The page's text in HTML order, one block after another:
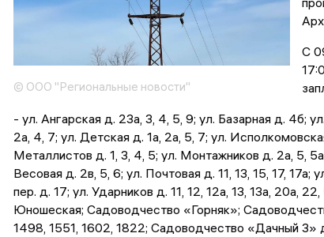
© ООО "Региональные новости"
С
- ул. Ангарская д. 23а, 3, 4, 5, 9; ул. Базарная д. 4б;
2а, 4, 7; ул. Детская д. 1а, 2а, 5, 7; ул.
Металлистов д. 1, 3, 4, 5; ул. Монтажников д. 2а, 5,
Весовая д. 2в, 5, 6; ул. Почтовая д. 11, 13, 15, 17, 17а;
пер. д. 17; ул. Ударников д. 11, 12, 12а, 13, 13а, 20а, 22,
Юношеская; Садоводчество «Горняк»;
1498, 1551, 1602, 1822; Садоводчество «Дачный 3»